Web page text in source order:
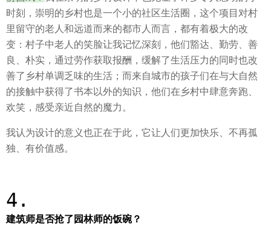
时刻，崇明的乡村也是一个小的社区生活圈，这个项目对村
里留守的老人和远道而来的都市人而言，都有着极大的改
变：村子中老人的笑脸让我记忆深刻，他们豁达、勤劳、善
良、朴实，通过劳作获取报酬，缓解了生活压力的同时也改
善了乡村单调乏味的生活；而来自城市的孩子们在与大自然
的接触中获得了书本以外的知识，他们在乡村中肆意奔跑、
欢笑，感受亲近自然的魔力。
我认为设计的意义也正在于此，它让人们更加快乐、不再孤
独、有价值感。
4.
建筑师是否抢了园林师的饭碗？